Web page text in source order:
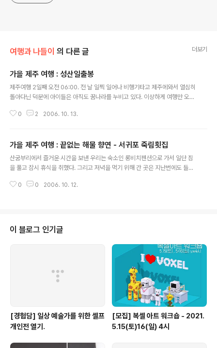
여행과 나들이 의 다른 글 더보기
가을 제주 여행 : 성산일출봉
제주여행 2일째 오전 06:00. 전 날 일찍 일어나 비행기타고 제주에와서 열심히
돌아다닌 덕분에 아이들은 아직도 꿈나라를 누비고 있다. 이상하게 여행만 오면
어 일출을 보기로 하고 세라피나와 단둘이서 성산 일출봉으로 향한다. 아이들이
출은 보기 힘든 상황이었으니 마음의 위안을 삼을 수 있었다. 아이들 없이 단둘
이 올라오니까..... 좋다! 얼마만이냐 애들없이 둘이 돌아다니는게. 둘이서 이런
저런 이야기를 나누며 열심히 올라간다. 요건 초관바위라는 넘인데 만지면 돈많
0 2 2006. 10. 13.
가을 제주 여행 : 끝없는 해물 향연 - 서귀포 죽림횟집
산굼부리에서 즐거운 시간을 보낸 우리는 숙소인 롱비치펜션으로 가서 일단 짐
을 풀고 잠시 휴식을 취했다. 그리고 저녁을 먹기 위해 간 곳은 지난번에도 들른
화려한 편은 아니다. 그러나 입소문을 통해 너무나 유명해진 곳. 7만원짜리 모
낙지. 준영이는 전복죽. 예전이나 지금이나 여전히 손님이 많아 복잡하고 깨끗
하고 분위기 있는 고급 식당과는 거리가 멀지만 다양한 해산물을 원없이 먹고
0 0 2006. 10. 12.
이 블로그 인기글
[경험담] 일상 예술가를 위한 셀프
개인전 열기.
[모집] 복셀 아트 워크숍 - 2021.
5.15(토)16(일) 4시